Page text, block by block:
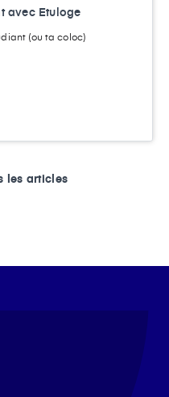
avec Etuloge
(ou ta coloc)
les articles